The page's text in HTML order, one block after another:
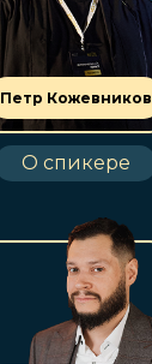
Петр Кожевников
О спикере